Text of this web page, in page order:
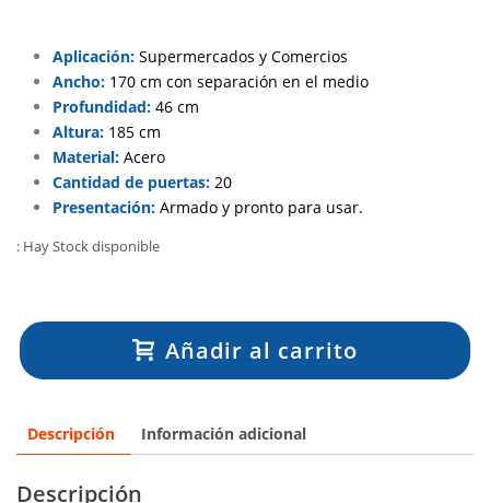
Aplicación:Supermercados y Comercios
Ancho:170 cm con separación en el medio
Profundidad:46 cm
Altura:185 cm
Material:Acero
Cantidad de puertas:20
Presentación:Armado y pronto para usar.
: Hay Stock disponible
Añadir al carrito
Descripción Información adicional
Descripción